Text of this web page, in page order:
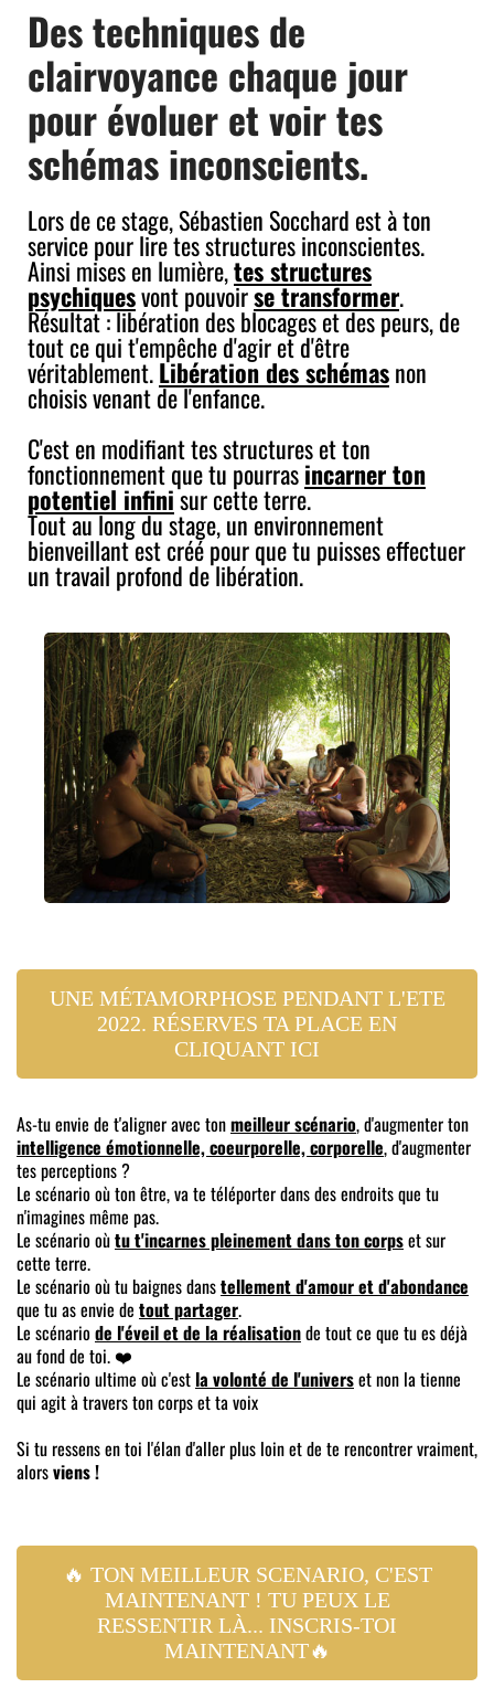
Des techniques de
clairvoyance chaque jour
pour évoluer et voir tes
schémas inconscients.
Lors de ce stage, Sébastien Socchard est à ton
service pour lire tes structures inconscientes.
Ainsi mises en lumière,tes structures
psychiquesvont pouvoirse transformer.
Résultat : libération des blocages et des peurs, de
tout ce qui t'empêche d'agir et d'être
véritablement.Libération des schémasnon
choisis venant de l'enfance.
C'est en modifiant tes structures et ton
fonctionnement que tu pourrasincarner ton
potentiel infinisur cette terre.
Tout au long du stage, un environnement
bienveillant est créé pour que tu puisses effectuer
un travail profond de libération.
UNE MÉTAMORPHOSE PENDANT L'ETE
2022. RÉSERVES TA PLACE EN
CLIQUANT ICI
As-tu envie de t'aligner avec tonmeilleur scénario, d'augmenter ton
intelligence émotionnelle, coeurporelle, corporelle, d'augmenter
tes perceptions ?
Le scénario où ton être, va te téléporter dans des endroits que tu
n'imagines même pas.
Le scénario oùtu t'incarnes pleinement dans ton corpset sur
cette terre.
Le scénario où tu baignes danstellement d'amour et d'abondance
que tu as envie de tout partager.
Le scénariode l'éveil et de la réalisationde tout ce que tu es déjà
au fond de toi. ❤️
Le scénario ultime où c'est la volonté de l'universet non la tienne
qui agit à travers ton corps et ta voix
Si tu ressens en toi l'élan d'aller plus loin et de te rencontrer vraiment,
alorsviens !
🔥 TON MEILLEUR SCENARIO, C'EST
MAINTENANT ! TU PEUX LE
RESSENTIR LÀ... INSCRIS-TOI
MAINTENANT🔥